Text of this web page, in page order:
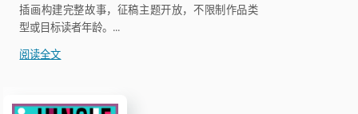
插画构建完整故事，征稿主题开放，不限制作品类
型或目标读者年龄。...
阅读全文2027
无